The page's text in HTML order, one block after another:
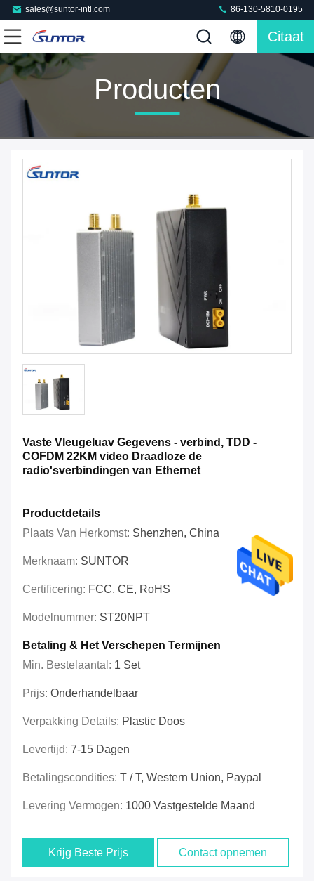
sales@suntor-intl.com 86-130-5810-0195
Citaat
Producten
Vaste Vleugeluav Gegevens - verbind, TDD -
COFDM 22KM video Draadloze de
radio'sverbindingen van Ethernet
Productdetails
Plaats Van Herkomst: Shenzhen, China
Merknaam: SUNTOR
Certificering: FCC, CE, RoHS
Modelnummer: ST20NPT
Betaling & Het Verschepen Termijnen
Min. Bestelaantal: 1 Set
Prijs: Onderhandelbaar
Verpakking Details: Plastic Doos
Levertijd: 7-15 Dagen
Betalingscondities: T / T, Western Union, Paypal
Levering Vermogen: 1000 Vastgestelde Maand
Krijg Beste Prijs Contact opnemen